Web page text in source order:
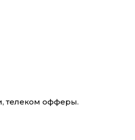
телеком офферы.